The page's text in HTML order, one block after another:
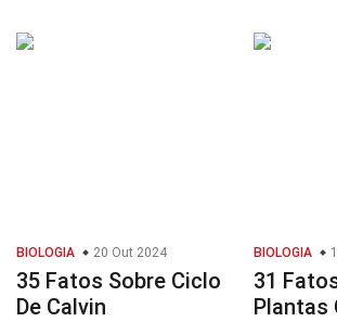
BIOLOGIA 20 Out 2024
35 Fatos Sobre Ciclo
De Calvin
BIOLOGIA
31
Plantas